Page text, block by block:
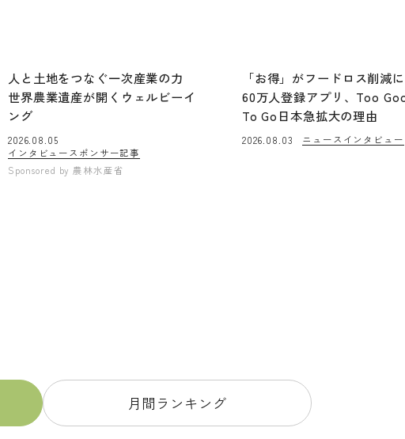
人と土地をつなぐ一次産業の力
世界農業遺産が開くウェルビーイ
ング
2026.08.05
インタビュースポンサー記事
Sponsored by 農林水産省
「お得」がフードロス削
60万人登録アプリ、Too
To Go日本急拡大の理由
2026.08.03 ニュース インタビュー
月間ランキング